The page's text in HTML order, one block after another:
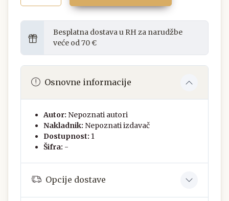
Besplatna dostava u RH za narudžbe
veće od 70 €
Osnovne informacije
Autor: Nepoznati autori
Nakladnik: Nepoznati izdavač
Dostupnost: 1
Šifra: -
Opcije dostave